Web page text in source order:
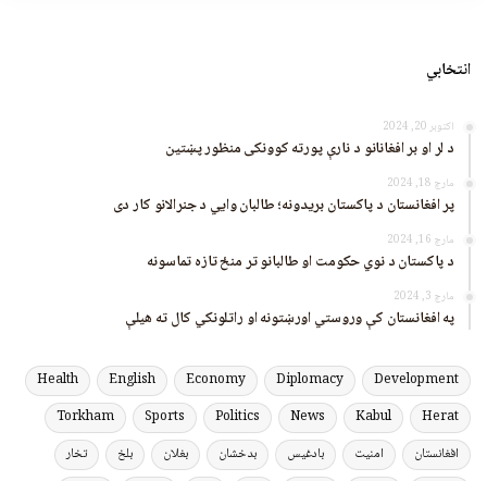
انتخابي
اکتوبر 20, 2024
د لر او بر افغانانو د نارې پورته کوونکی منظور پښتین
مارچ 18, 2024
پر افغانستان د پاکستان بریدونه؛ طالبان وايي د جنرالانو کار دی
مارچ 16, 2024
د پاکستان د نوي حکومت او طالبانو تر منځ تازه تماسونه
مارچ 3, 2024
په افغانستان کې وروستي اورښتونه او راتلونکي کال ته هیلې
Development
Diplomacy
Economy
English
Health
Herat
Kabul
News
Politics
Sports
Torkham
افغانستان
امنیت بادغیس بدخشان بغلان بلخ
تخار